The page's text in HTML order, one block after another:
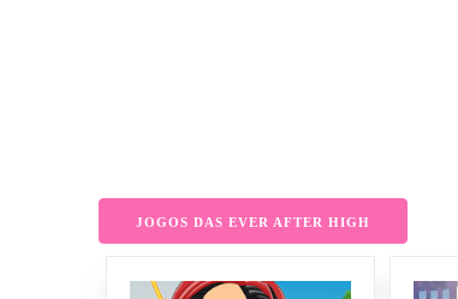
JOGOS DAS EVER AFTER HIGH